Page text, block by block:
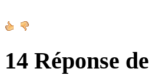
14 Réponse de